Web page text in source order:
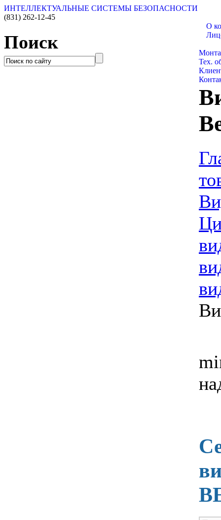
ИНТЕЛЛЕКТУАЛЬНЫЕ СИСТЕМЫ БЕЗОПАСНОСТИ
(831) 262-12-45
Поиск
О
Тех.